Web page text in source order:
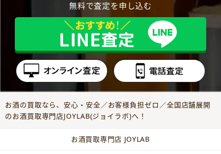
無料で査定を申し込む
お酒の買取なら、安心・安全／お客様負担ゼロ／全国店舗展開
のお酒買取専門店JOYLAB(ジョイラボ)へ！
お酒買取専門店 JOYLAB